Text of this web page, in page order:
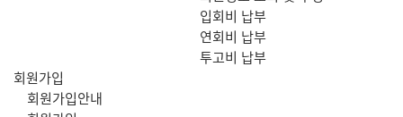
입회비 납부
연회비 납부
투고비 납부
회원가입
회원가입안내